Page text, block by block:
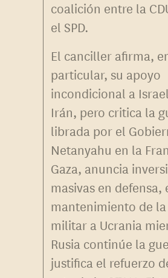
coalición entre la
el SPD.
El canciller afirma,
particular, su apoyo
incondicional a
Irán, pero critica la
librada por el
Netanyahu en la
Gaza, anuncia
masivas en defensa,
mantenimiento de
militar a Ucrania
Rusia continúe la
justifica el refuerzo